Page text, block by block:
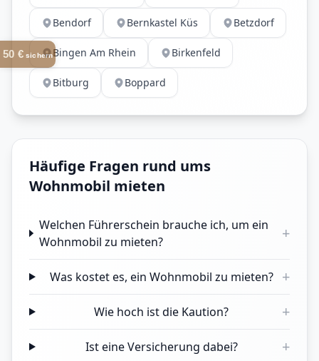
Bendorf Bernkastel Küs Betzdorf
Bingen Am Rhein Birkenfeld
Bitburg Boppard
Häufige Fragen rund ums
Wohnmobil mieten
Welchen Führerschein brauche ich, um ein
Wohnmobil zu mieten?
+
Was kostet es, ein Wohnmobil zu mieten? +
Wie hoch ist die Kaution? +
Ist eine Versicherung dabei? +
50 €sichern